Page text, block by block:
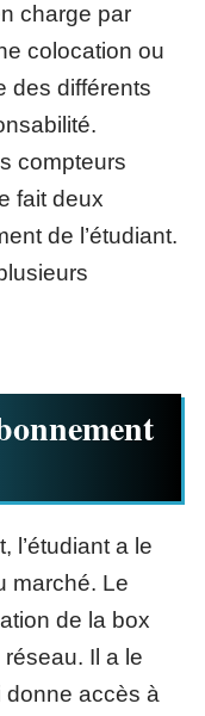
charge par
colocation ou
des différents
compteurs
fait deux
de l’étudiant.
l’étudiant a le
marché. Le
de la box
Il a le
donne accès à